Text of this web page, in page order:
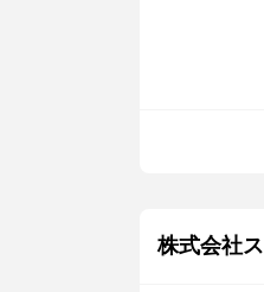
株式会社